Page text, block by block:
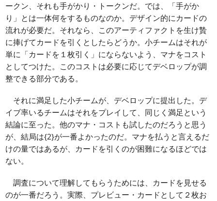
ークン、それも手がかり・トークンだ。では、「手がか
り」とは一体何をするものなのか。デザイン的にカードの
流れが必要だ。それなら、このアーティファクトを生け贄
に捧げてカードを引くとしたらどうか。小チームはそれが
単に「カードを１枚引く」にならないよう、マナをコスト
としてつけた。このコストは必要に応じてデベロップが調
整できる部分である。
それに満足した小チームが、デベロップに提出した。デ
イブ率いるチームはそれをプレイして、同じく満足という
結論に至った。他のマナ・コストも試したのだろうと思う
が、結局は{2}が一番よかったのだ。マナを払うと言えるだ
けの量ではあるが、カードを引くのが困難になるほどでは
ない。
調査について理解してもらうためには、カードを見せる
のが一番だろう。実際、プレビュー・カードとして２枚お